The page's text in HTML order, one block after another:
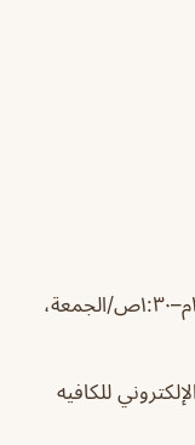
، ٧:٠٠ص–١٢:٠٠م، ٣:٣٠م–١:٣٠ص/الجمعة،
للكافيه